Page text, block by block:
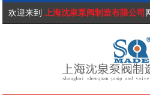
欢迎来到 上海沈泉泵阀制造有限公司